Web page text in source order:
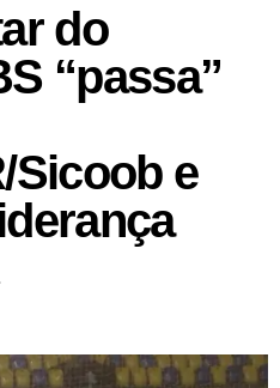
do
“passa”
Sicoob e